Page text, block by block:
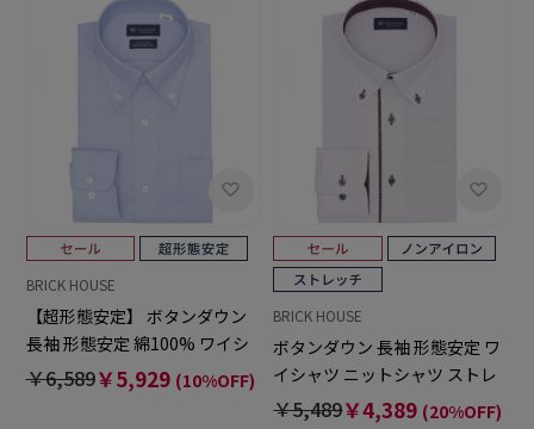
BRICK HOUSE
【超形態安定】 ボタンダウン
長袖 形態安定 綿100% ワイシ
ャツ
￥6,589￥5,929 (10%OFF)
BRICK HOUSE
ボタンダウン 長袖 形態安定 ワ
イシャツ ニットシャツ ストレ
ッチ
￥5,489￥4,389 (20%OFF)